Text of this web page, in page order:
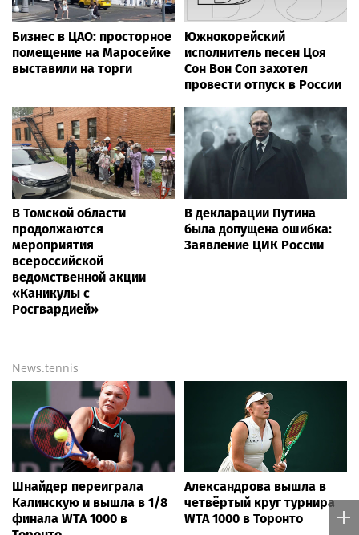
Бизнес в ЦАО: просторное
помещение на Маросейке
выставили на торги
Южнокорейский
исполнитель песен Цоя
Сон Вон Соп захотел
провести отпуск в России
В Томской области
продолжаются
мероприятия
всероссийской
ведомственной акции
«Каникулы с
Росгвардией»
В декларации Путина
была допущена ошибка:
Заявление ЦИК России
News.tennis
Шнайдер переиграла
Калинскую и вышла в 1/8
финала WTA 1000 в
Александрова вышла в
четвёртый круг турнира
WTA 1000 в Торонто